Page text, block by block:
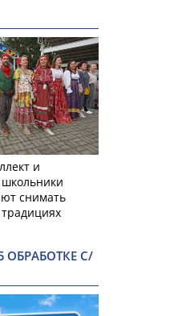
и
школьники
снимать
С/